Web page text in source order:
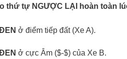
thứ tự NGƯỢC LẠI hoàn toàn
ở điểm tiếp đất (Xe A).
ở cực Âm ($-$) của Xe B.